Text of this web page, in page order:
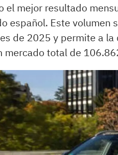
el mejor resultado
español. Este volumen
de 2025 y permite a la
mercado total de